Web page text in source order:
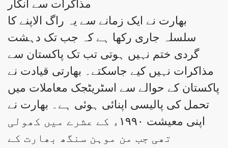
مذاکرات سے انکار
بھارت نے ایک زمانے سے یہ راگ الاپنے کا
سلسلہ جاری رکھا ہے کہ جب تک دہشت
گردی ختم نہیں ہوتی تب تک پاکستان سے
مذاکرات نہیں کیے جاسکتے۔ بھارتی قیادت نے
پاکستان کے حوالے سے اسٹریٹجک معاملات میں
تحمل کی پالیسی اپنائی ہوئی ہے۔ بھارت نے
اپنی معیشت ۱۹۹۰ء کے عشرے میں کھولی
تھی جب من موہن سنگھ بھارت کے